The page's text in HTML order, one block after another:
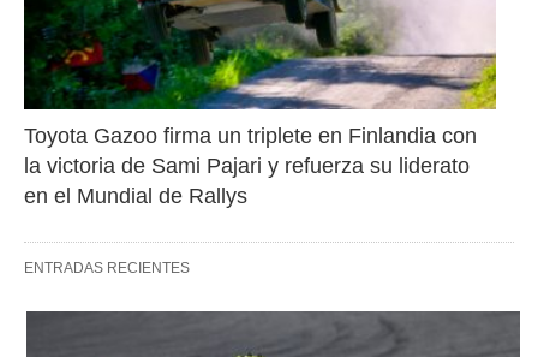
Toyota Gazoo firma un triplete en Finlandia con
la victoria de Sami Pajari y refuerza su liderato
en el Mundial de Rallys
ENTRADAS RECIENTES